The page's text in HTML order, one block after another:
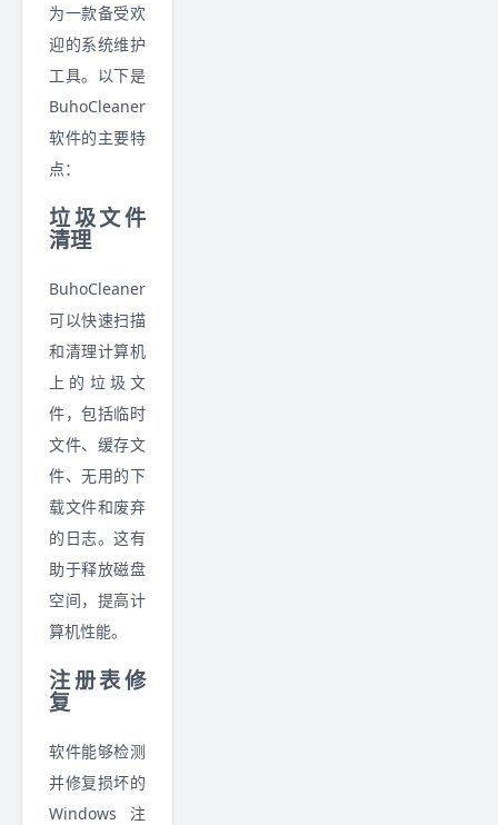
为一款备受欢
迎的系统维护
工具。以下是
BuhoCleaner
软件的主要特
点：
垃圾文件
清理
BuhoCleaner
可以快速扫描
和清理计算机
上的垃圾文
件，包括临时
文件、缓存文
件、无用的下
载文件和废弃
的日志。这有
助于释放磁盘
空间，提高计
算机性能。
注册表修
复
软件能够检测
并修复损坏的
Windows注